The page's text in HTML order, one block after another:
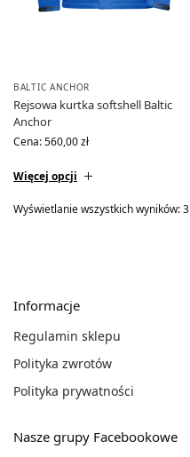
BALTIC ANCHOR
Rejsowa kurtka softshell Baltic
Anchor
Cena:560,00zł
Więcej opcji
Wyświetlanie wszystkich wyników: 3
Informacje
Regulamin sklepu
Polityka zwrotów
Polityka prywatności
Nasze grupy Facebookowe